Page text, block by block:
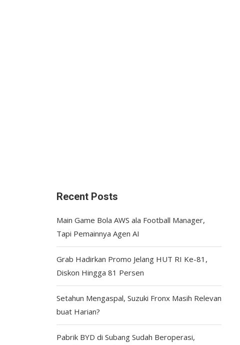
Recent Posts
Main Game Bola AWS ala Football Manager,
Tapi Pemainnya Agen AI
Grab Hadirkan Promo Jelang HUT RI Ke-81,
Diskon Hingga 81 Persen
Setahun Mengaspal, Suzuki Fronx Masih Relevan
buat Harian?
Pabrik BYD di Subang Sudah Beroperasi,